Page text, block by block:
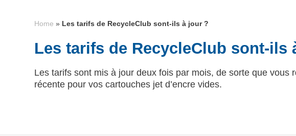
Home » Les tarifs de RecycleClub sont-ils à jour ?
Les tarifs de RecycleClub sont-ils
Les tarifs sont mis à jour deux fois par mois, de sorte que vous
récente pour vos cartouches jet d’encre vides.